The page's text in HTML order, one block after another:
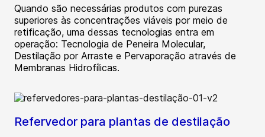
Quando são necessárias produtos com purezas
superiores às concentrações viáveis por meio de
retificação, uma dessas tecnologias entra em
operação: Tecnologia de Peneira Molecular,
Destilação por Arraste e Pervaporação através de
Membranas Hidrofílicas.
Refervedor para plantas de destilação